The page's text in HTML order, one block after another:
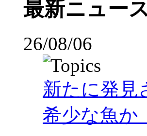
最新ニュー
26/08/06
新たに発見
希少な魚か